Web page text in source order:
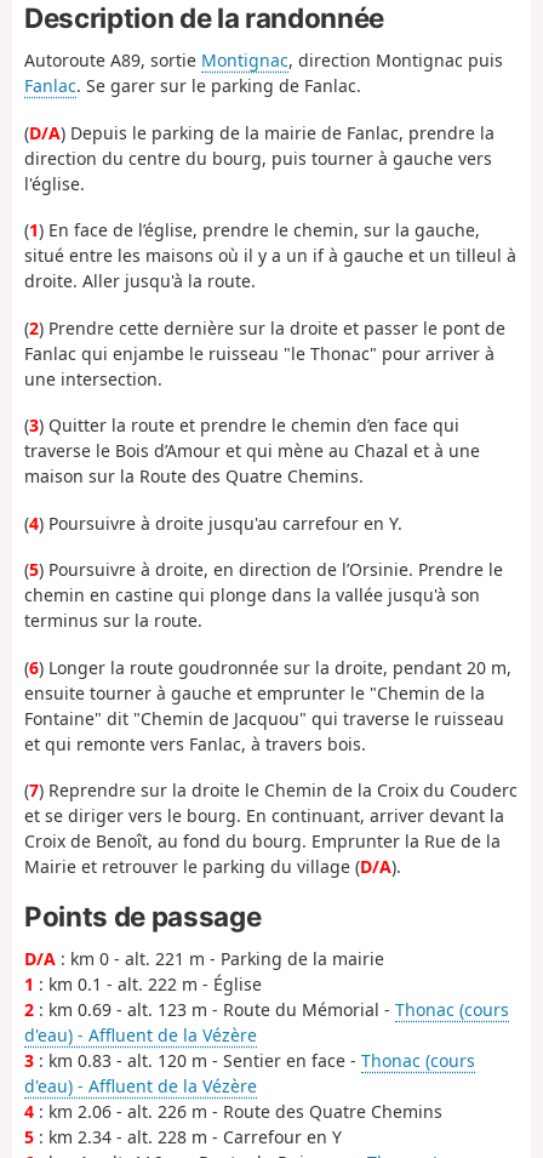
Description de la randonnée
Autoroute A89, sortie Montignac, direction Montignac puis
Fanlac. Se garer sur le parking de Fanlac.
(D/A) Depuis le parking de la mairie de Fanlac, prendre la
direction du centre du bourg, puis tourner à gauche vers
l'église.
(1) En face de l’église, prendre le chemin, sur la gauche,
situé entre les maisons où il y a un if à gauche et un tilleul à
droite. Aller jusqu'à la route.
(2) Prendre cette dernière sur la droite et passer le pont de
Fanlac qui enjambe le ruisseau "le Thonac" pour arriver à
une intersection.
(3) Quitter la route et prendre le chemin d’en face qui
traverse le Bois d’Amour et qui mène au Chazal et à une
maison sur la Route des Quatre Chemins.
(4) Poursuivre à droite jusqu'au carrefour en Y.
(5) Poursuivre à droite, en direction de l’Orsinie. Prendre le
chemin en castine qui plonge dans la vallée jusqu'à son
terminus sur la route.
(6) Longer la route goudronnée sur la droite, pendant 20 m,
ensuite tourner à gauche et emprunter le "Chemin de la
Fontaine" dit "Chemin de Jacquou" qui traverse le ruisseau
et qui remonte vers Fanlac, à travers bois.
(7) Reprendre sur la droite le Chemin de la Croix du Couderc
et se diriger vers le bourg. En continuant, arriver devant la
Croix de Benoît, au fond du bourg. Emprunter la Rue de la
Mairie et retrouver le parking du village (D/A).
Points de passage
D/A : km 0 - alt. 221 m - Parking de la mairie
1 : km 0.1 - alt. 222 m - Église
2 : km 0.69 - alt. 123 m - Route du Mémorial - Thonac (cours
d'eau) - Affluent de la Vézère
3 : km 0.83 - alt. 120 m - Sentier en face - Thonac (cours
d'eau) - Affluent de la Vézère
4 : km 2.06 - alt. 226 m - Route des Quatre Chemins
5 : km 2.34 - alt. 228 m - Carrefour en Y